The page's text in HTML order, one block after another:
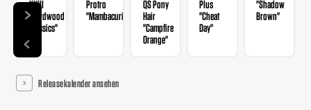
XXIII
"Hardwood
Classics"
Protro
"Mambacurial"
QS Pony
Hair
"Campfire
Orange"
Plus
"Cheat
Day"
"Shadow
Brown"
Releasekalender ansehen